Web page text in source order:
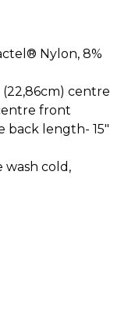
Nylon, 8%
centre
front
back length- 15"
wash cold,